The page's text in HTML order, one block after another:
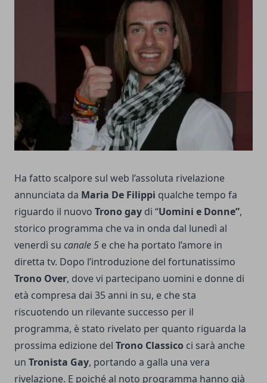
Ha fatto scalpore sul web l’assoluta rivelazione
annunciata da Maria De Filippi qualche tempo fa
riguardo il nuovo Trono gay di “Uomini e Donne”,
storico programma che va in onda dal lunedì al
venerdì su canale 5 e che ha portato l’amore in
diretta tv. Dopo l’introduzione del fortunatissimo
Trono Over, dove vi partecipano uomini e donne di
età compresa dai 35 anni in su, e che sta
riscuotendo un rilevante successo per il
programma, è stato rivelato per quanto riguarda la
prossima edizione del Trono Classico ci sarà anche
un Tronista Gay, portando a galla una vera
rivelazione. E poiché al noto programma hanno già